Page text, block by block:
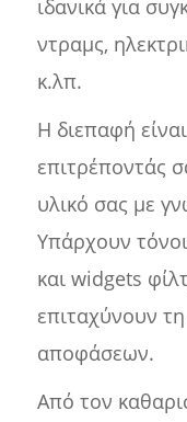
ιδανικά για
ντραμς,
κ.λπ.
Η διεπαφή
επιτρέποντάς
υλικό σας με
Υπάρχουν
και widgets
επιταχύνουν
αποφάσεων.
Από τον